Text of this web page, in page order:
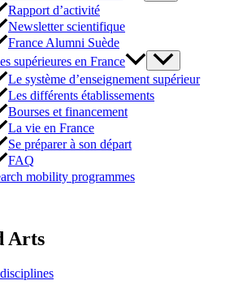
Rapport d’activité
Newsletter scientifique
France Alumni Suède
supérieures en France
Le système d’enseignement supérieur
Les différents établissements
Bourses et financement
La vie en France
Se préparer à son départ
FAQ
mobility programmes
Arts